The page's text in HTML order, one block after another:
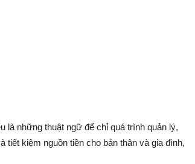
là những thuật ngữ để chỉ quá trình quản lý,
tiết kiệm nguồn tiền cho bản thân và gia đình,